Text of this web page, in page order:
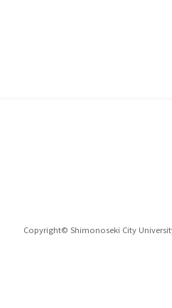
Copyright© Shimonoseki City